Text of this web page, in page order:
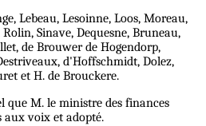
Lebeau, Lesoinne, Loos, Moreau,
Sinave, Dequesne, Bruneau,
de Brouwer de Hogendorp,
d'Hoffschmidt, Dolez,
et H. de Brouckere.
que M. le ministre des finances
aux voix et adopté.